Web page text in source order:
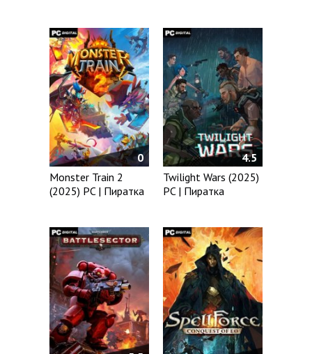
0
Monster Train 2
(2025) PC | Пиратка
4.5
Twilight Wars (2025)
PC | Пиратка